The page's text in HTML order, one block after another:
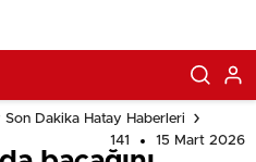
Dakika Hatay Haberleri
141
15 Mart 2026